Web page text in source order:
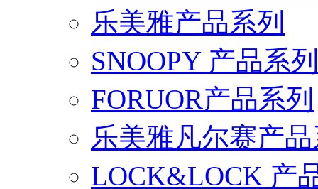
乐美雅产品系列
SNOOPY 产品系列
FORUOR产品系列
乐美雅凡尔赛产
LOCK&LOCK 产